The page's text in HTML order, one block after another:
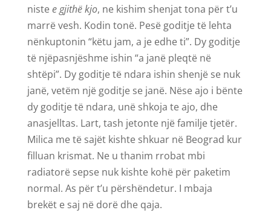
nistee gjithë kjo, ne kishim shenjat tona për t’u
marrë vesh. Kodin tonë. Pesë goditje të lehta
nënkuptonin “këtu jam, a je edhe ti”. Dy goditje
të njëpasnjëshme ishin “a janë pleqtë në
shtëpi”. Dy goditje të ndara ishin shenjë se nuk
janë, vetëm një goditje se janë. Nëse ajo i bënte
dy goditje të ndara, unë shkoja te ajo, dhe
anasjelltas. Lart, tash jetonte një familje tjetër.
Milica me të sajët kishte shkuar në Beograd kur
filluan krismat. Ne u thanim rrobat mbi
radiatorë sepse nuk kishte kohë për paketim
normal. As për t’u përshëndetur. I mbaja
brekët e saj në dorë dhe qaja.